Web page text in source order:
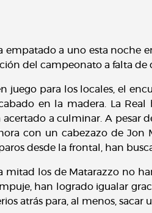
empatado a uno esta noche
del campeonato a falta de
juego para los locales, el
en la madera. La
acertado a culminar. A pesar
con un cabezazo de Jon
desde la frontal, han
mitad los de Matarazzo no
han logrado igualar
atrás para, al menos, sacar